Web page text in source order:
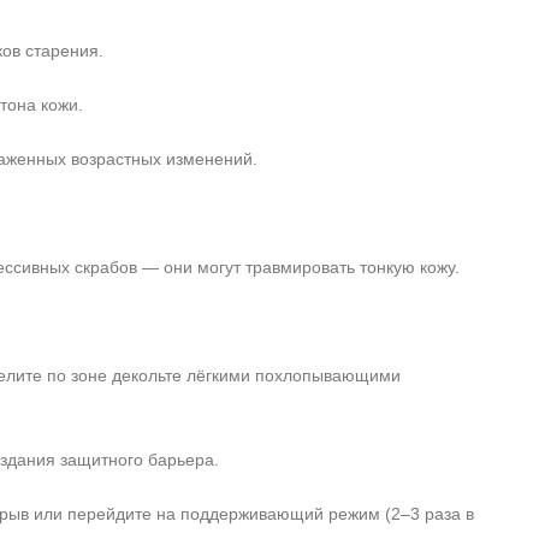
старения.
кожи.
возрастных изменений.
скрабов — они могут травмировать тонкую кожу.
по зоне декольте лёгкими похлопывающими
защитного барьера.
или перейдите на поддерживающий режим (2–3 раза в